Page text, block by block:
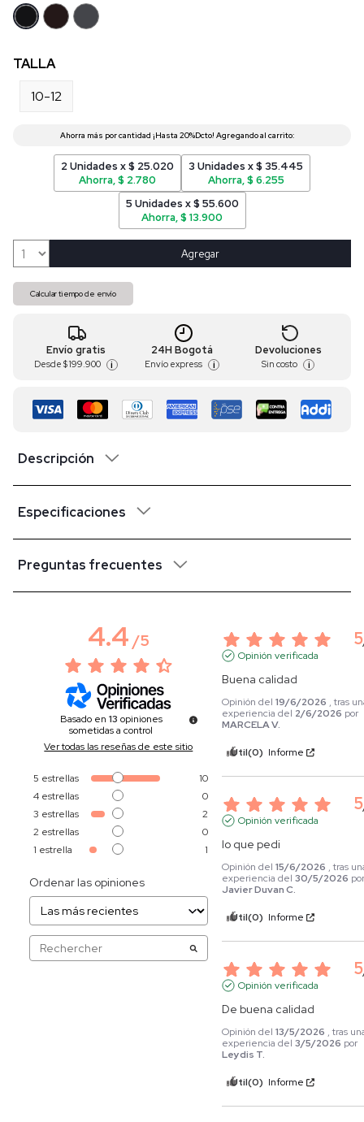
TALLA
10-12
2 Unidades x $ 25.020
Ahorra, $ 2.780
3 Unidades x $ 35.445
Ahorra, $ 6.255
5 Unidades x $ 55.600
Ahorra, $ 13.900
Agregar
Calcular tiempo de envío
Envío gratis
Desde $ 199.900 i
24H Bogotá
Envío express i
Devoluciones
Sin costo i
Descripción
Especificaciones
Preguntas frecuentes
4.4/5
Basado en 13 opiniones
sometidas a control
Ver todas las reseñas de este sitio
5 estrellas
10
4 estrellas
0
3 estrellas
2
2 estrellas
0
1 estrella 1
Ordenar las opiniones
5
Opinión verificada
Buena calidad
Opinión del19/6/2026 , tras
experiencia del 2/6/2026 por
MARCELA V.
Útil(0) Informe
5
Opinión verificada
lo que pedi
Opinión del15/6/2026 , tras
experiencia del30/5/2026
Javier Duvan C.
Útil(0) Informe
5
Opinión verificada
De buena calidad
Opinión del13/5/2026 , tras
experiencia del3/5/2026 por
Leydis T.
Útil(0) Informe